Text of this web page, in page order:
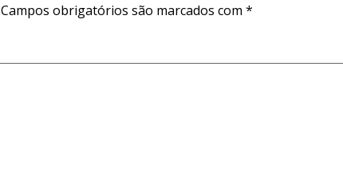
Campos obrigatórios são marcados com *